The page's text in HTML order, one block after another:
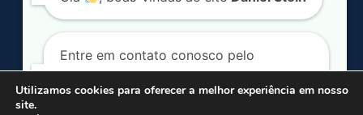
© 2026 Daniel Stein Hipnoterapia. Todos os direitos reservados.
Utilizamos cookies para oferecer a melhor experiência em nosso
site.
Entre em contato conosco pelo
WhatsApp. Clique no botão a seguir: